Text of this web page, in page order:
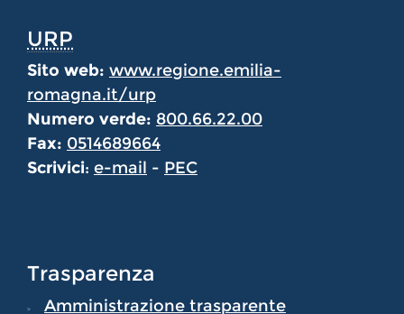
URP
Sito web: www.regione.emilia-
romagna.it/urp
Numero verde: 800.66.22.00
Fax: 0514689664
Scrivici: e-mail - PEC
Trasparenza
Amministrazione trasparente